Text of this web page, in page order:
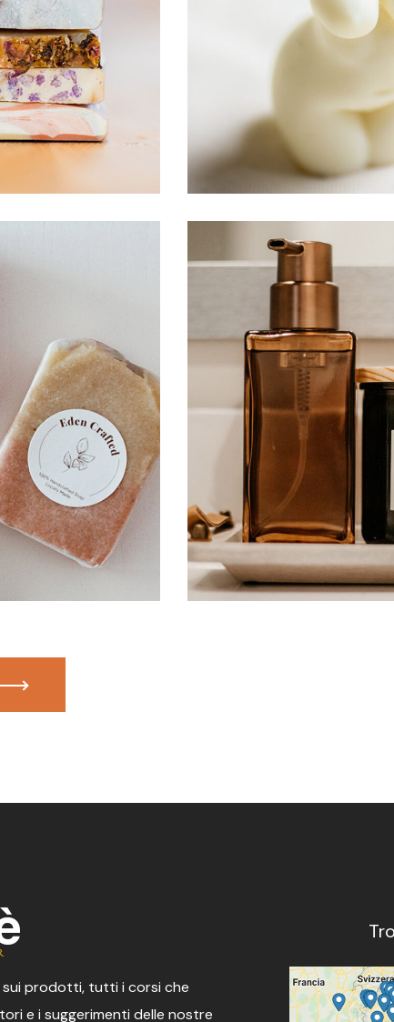
sui prodotti, tutti i corsi che
e i suggerimenti delle nostre